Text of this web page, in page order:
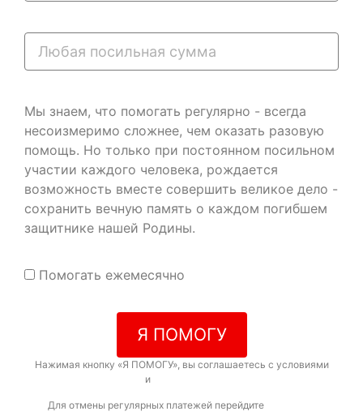
Мы знаем, что помогать регулярно - всегда
несоизмеримо сложнее, чем оказать разовую
помощь. Но только при постоянном посильном
участии каждого человека, рождается
возможность вместе совершить великое дело -
сохранить вечную память о каждом погибшем
защитнике нашей Родины.
Помогать ежемесячно
Я ПОМОГУ
Нажимая кнопку «Я ПОМОГУ», вы соглашаетесь с условиями
и
Для отмены регулярных платежей перейдите